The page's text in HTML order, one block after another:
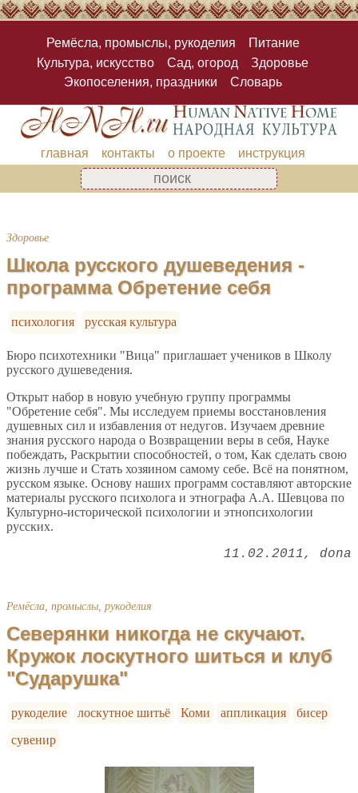
Ремёсла, промыслы, рукоделия
Питание
Культура, искусство
Сад, огород
Здоровье
Экопоселения, праздники
Словарь
главная контакты о проекте инструкция
Здоровье
Школа русского душеведения -
программа Обретение себя
психология русская культура
Бюро психотехники "Вица" приглашает учеников в Школу
русского душеведения.
Открыт набор в новую учебную группу программы
"Обретение себя". Мы исследуем приемы восстановления
душевных сил и избавления от недугов. Изучаем древние
знания русского народа о Возвращении веры в себя, Науке
побеждать, Раскрытии способностей, о том, Как сделать свою
жизнь лучше и Стать хозяином самому себе. Всё на понятном,
русском языке. Основу наших программ составляют авторские
материалы русского психолога и этнографа А.А. Шевцова по
Культурно-исторической психологии и этнопсихологии
русских.
11.02.2011 dona
Ремёсла, промыслы, рукоделия
Северянки никогда не скучают.
Кружок лоскутного шиться и клуб
"Сударушка"
рукоделие лоскутное шитьё Коми аппликация
бисер
сувенир